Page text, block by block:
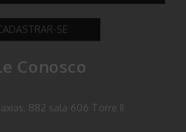
SE
Conosco
882 sala 606 Torre II